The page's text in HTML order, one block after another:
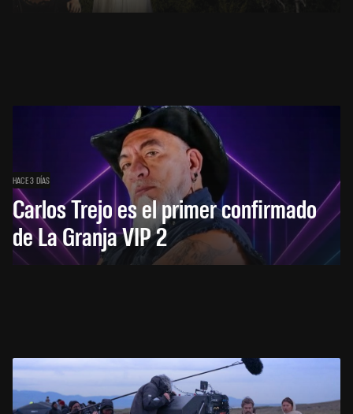
HACE 3 DÍAS
Carlos Trejo es el primer confirmado
de La Granja VIP 2